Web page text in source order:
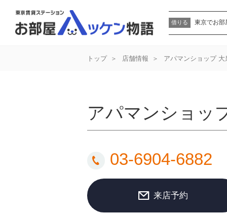
借りる 東京でお部
トップ 店舗情報 アパマンショップ 大
アパマンショッ
03-6904-6882
来店予約